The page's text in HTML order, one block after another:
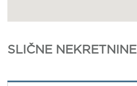
SLIČNE NEKRETNINE